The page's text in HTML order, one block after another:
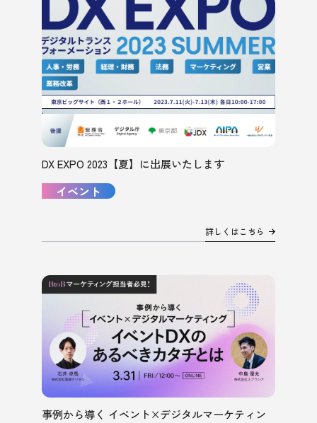
DX EXPO 2023【夏】に出展いたします
イベント
詳しくはこちら
事例から導く イベント×デジタルマーケティン